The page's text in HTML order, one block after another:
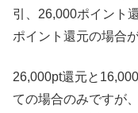
引、26,000ポイント
ポイント還元の場合
26,000pt還元と
ての場合のみですが